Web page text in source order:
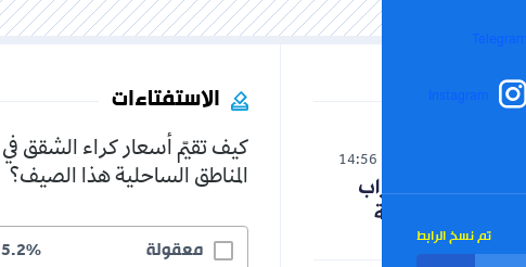
Telegram
Instagram
تم نسخ الرابط
14:56
هذه مطالب الأحزاب
لرئيس الجمهورية
الاستفتاءات
كيف تقيّم أسعار كراء الشقق في
المناطق الساحلية هذا الصيف؟
معقولة 5.2%